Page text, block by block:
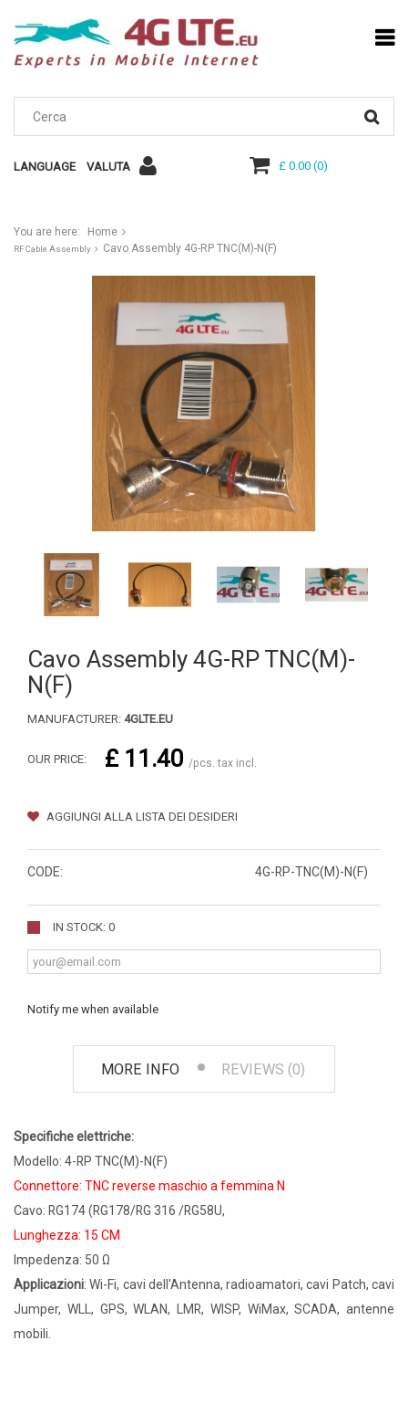
LANGUAGE VALUTA £ 0.00(0)
You are here: Home
RF Cable Assembly Cavo Assembly 4G-RP TNC(M)-N(F)
Cavo Assembly 4G-RP TNC(M)-
N(F)
MANUFACTURER: 4GLTE.EU
OUR PRICE: £ 11.40 /pcs. tax incl.
AGGIUNGI ALLA LISTA DEI DESIDERI
CODE: 4G-RP-TNC(M)-N(F)
IN STOCK: 0
Notify me when available
MORE INFO REVIEWS (0)
Specifiche elettriche:
Modello: 4-RP TNC(M)-N(F)
Connettore: TNC reverse maschio a femmina N
Cavo: RG174 (RG178/RG 316 /RG58U,
Lunghezza: 15 CM
Impedenza: 50 Ω
Applicazioni: Wi-Fi, cavi dell'Antenna, radioamatori, cavi Patch, cavi
Jumper, WLL, GPS, WLAN, LMR, WISP, WiMax, SCADA, antenne
mobili.